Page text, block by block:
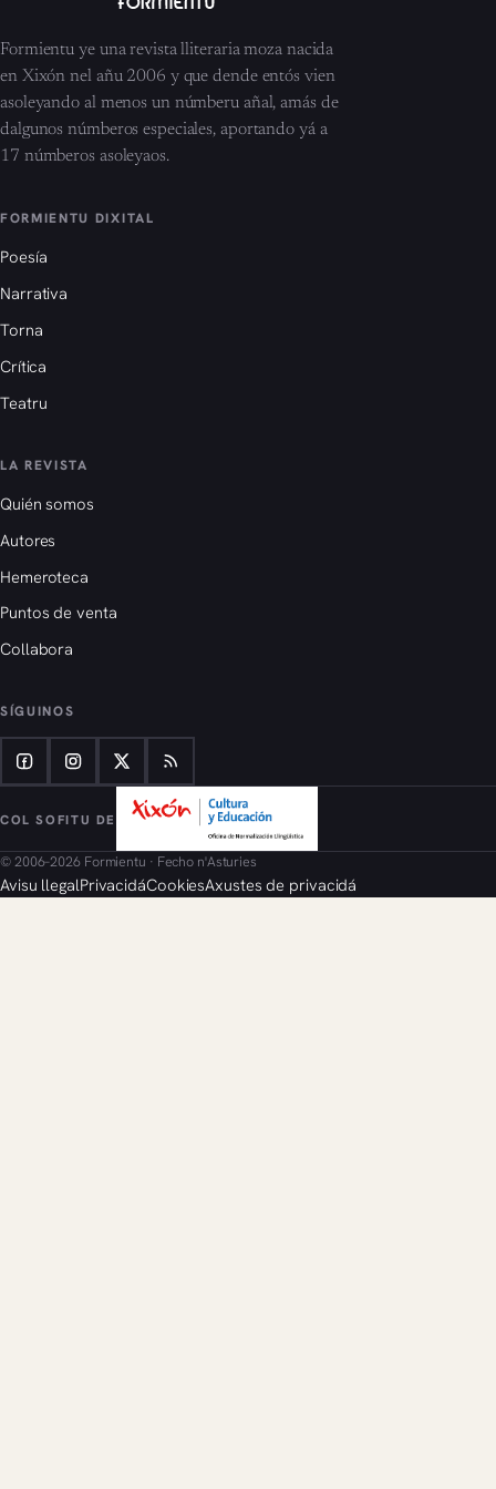
Formientu ye una revista lliteraria moza nacida
en Xixón nel añu 2006 y que dende entós vien
asoleyando al menos un númberu añal, amás de
dalgunos númberos especiales, aportando yá a
17 númberos asoleyaos.
FORMIENTU DIXITAL
Poesía
Narrativa
Torna
Crítica
Teatru
LA REVISTA
Quién somos
Autores
Hemeroteca
Puntos de venta
Collabora
SÍGUINOS
COL SOFITU DE
© 2006–2026 Formientu · Fecho n'Asturies
Avisu llegalPrivacidáCookiesAxustes de privacidá